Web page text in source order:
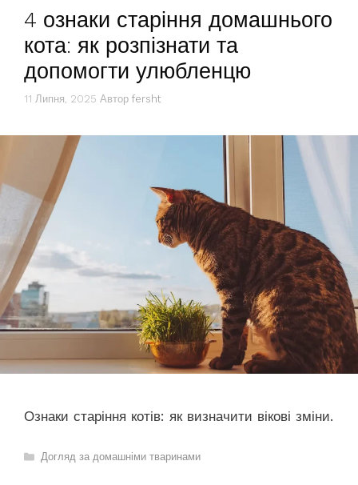
4 ознаки старіння домашнього
кота: як розпізнати та
допомогти улюбленцю
11 Липня, 2025 Автор fersht
Ознаки старіння котів: як визначити вікові зміни.
Категорії
Догляд за домашніми тваринами